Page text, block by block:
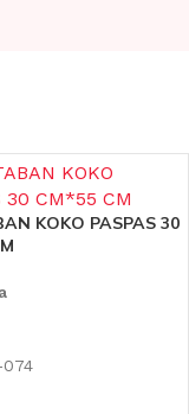
KOKO PASPAS 30
074